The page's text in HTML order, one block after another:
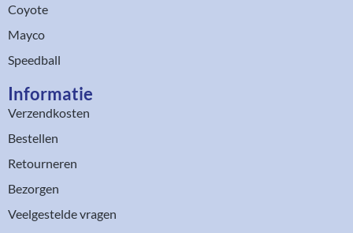
Coyote
Mayco
Speedball
Informatie
Verzendkosten
Bestellen
Retourneren
Bezorgen
Veelgestelde vragen